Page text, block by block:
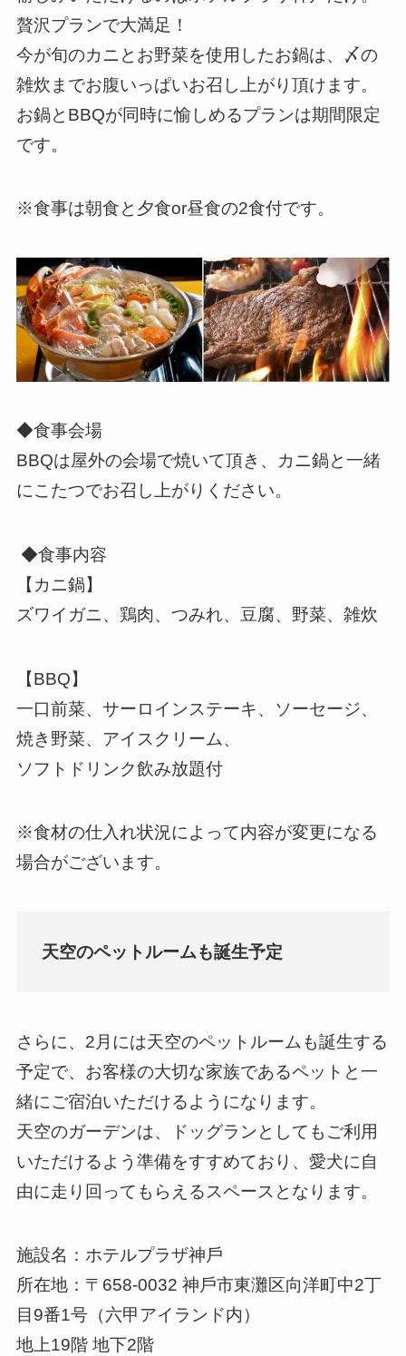
贅沢プランで大満足！
今が旬のカニとお野菜を使用したお鍋は、〆の
雑炊までお腹いっぱいお召し上がり頂けます。
お鍋とBBQが同時に愉しめるプランは期間限定
です。
※食事は朝食と夕食or昼食の2食付です。
◆食事会場
BBQは屋外の会場で焼いて頂き、カニ鍋と一緒
にこたつでお召し上がりください。
◆食事内容
【カニ鍋】
ズワイガニ、鶏肉、つみれ、豆腐、野菜、雑炊
【BBQ】
一口前菜、サーロインステーキ、ソーセージ、
焼き野菜、アイスクリーム、
ソフトドリンク飲み放題付
※食材の仕入れ状況によって内容が変更になる
場合がございます。
天空のペットルームも誕生予定
さらに、2月には天空のペットルームも誕生する
予定で、お客様の大切な家族であるペットと一
緒にご宿泊いただけるようになります。
天空のガーデンは、ドッグランとしてもご利用
いただけるよう準備をすすめており、愛犬に自
由に走り回ってもらえるスペースとなります。
施設名：ホテルプラザ神⼾
所在地：〒658-0032 神⼾市東灘区向洋町中2丁
⽬9番1号（六甲アイランド内）
地上19階 地下2階